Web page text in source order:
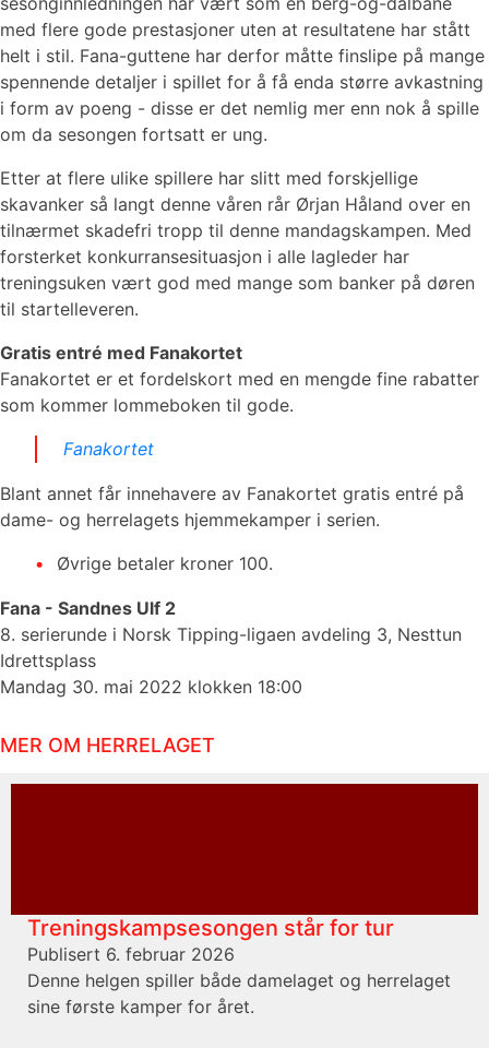
med flere gode prestasjoner uten at resultatene har stått
helt i stil. Fana-guttene har derfor måtte finslipe på mange
spennende detaljer i spillet for å få enda større avkastning
i form av poeng - disse er det nemlig mer enn nok å spille
om da sesongen fortsatt er ung.
Etter at flere ulike spillere har slitt med forskjellige
skavanker så langt denne våren rår Ørjan Håland over en
tilnærmet skadefri tropp til denne mandagskampen. Med
forsterket konkurransesituasjon i alle lagleder har
treningsuken vært god med mange som banker på døren
til startelleveren.
Gratis entré med Fanakortet
Fanakortet er et fordelskort med en mengde fine rabatter
som kommer lommeboken til gode.
Fanakortet
Blant annet får innehavere av Fanakortet gratis entré på
dame- og herrelagets hjemmekamper i serien.
Øvrige betaler kroner 100.
Fana - Sandnes Ulf 2
8. serierunde i Norsk Tipping-ligaen avdeling 3, Nesttun
Idrettsplass
Mandag 30. mai 2022 klokken 18:00
MER OM HERRELAGET
Treningskampsesongen står for tur
Publisert 6. februar 2026
Denne helgen spiller både damelaget og herrelaget
sine første kamper for året.